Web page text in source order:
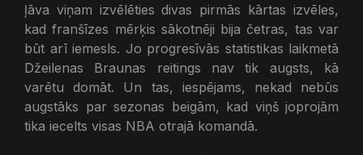
ļāva viņam izvēlēties divas pirmās kārtas izvēles,
kad franšīzes mērķis sākotnēji bija četras, tas var
būt arī iemesls. Jo progresīvās statistikas laikmetā
Džeilenas Braunas reitings nav tik augsts, kā
varētu domāt. Un tas, iespējams, nekad nebūs
augstāks par sezonas beigām, kad viņš joprojām
tika iecelts visas NBA otrajā komandā.